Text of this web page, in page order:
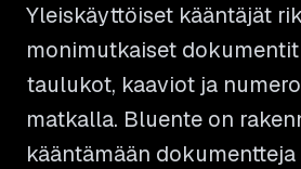
Yleiskäyttöiset kääntäjät
monimutkaiset
taulukot, kaaviot ja
matkalla. Bluente on
kääntämään